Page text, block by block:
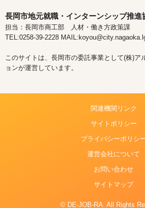
長岡市地元就職・インターンシップ推進
担当：長岡市商工部 人材・働き方政策課
TEL:0258-39-2228
このサイトは、長岡市の委託事業として(株)ア
ョンが運営しています。
関連機関リンク
サイトポリシー
プライバシーポリシ
運営会社について
お問い合わせ
サイトマップ
© DE-JOB-RA. All Rights